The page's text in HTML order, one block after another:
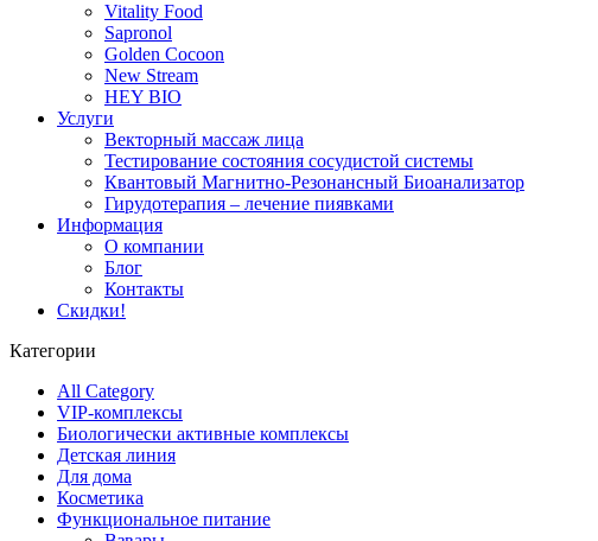
Vitality Food
Sapronol
Golden Cocoon
New Stream
HEY BIO
Услуги
Векторный массаж лица
Тестирование состояния сосудистой системы
Квантовый Магнитно-Резонансный Биоанализатор
Гирудотерапия – лечение пиявками
Информация
О компании
Блог
Контакты
Скидки!
Категории
All Category
VIP-комплексы
Биологически активные комплексы
Детская линия
Для дома
Косметика
Функциональное питание